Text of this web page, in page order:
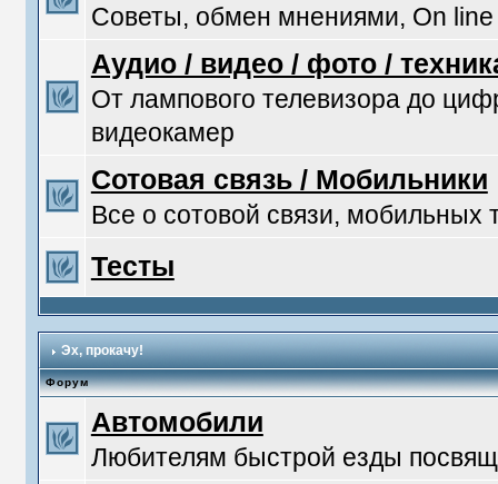
Советы, обмен мнениями, On line
Аудио / видео / фото /
От лампового телевизора до
видеокамер
Сотовая связь / Мобильники
Все о сотовой связи, мобильных
Тесты
Эх, прокачу!
Форум
Автомобили
Любителям быстрой езды